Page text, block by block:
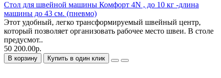
Стол для швейной машины Комфорт 4N , до 10 кг -длина
машины до 43 см. (пневмо)
Этот удобный, легко трансформируемый швейный центр,
который позволяет организовать рабочее место швеи. В столе
предусмот..
50 200.00р.
В корзину Купить в один клик